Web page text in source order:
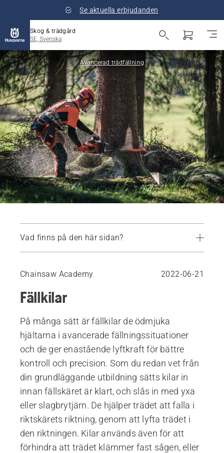
Se aktuella erbjudanden
Skog & trädgård
SE, Svenska
Avancerad trädfällning
Vad finns på den här sidan?
Chainsaw Academy 2022-06-21
Fällkilar
På många sätt är fällkilar de ödmjuka
hjältarna i avancerade fällningssituationer
och de ger enastående lyftkraft för bättre
kontroll och precision. Som du redan vet från
din grundläggande utbildning sätts kilar in
innan fällskäret är klart, och slås in med yxa
eller slagbrytjärn. De hjälper trädet att falla i
riktskärets riktning, genom att lyfta trädet i
den riktningen. Kilar används även för att
förhindra att trädet klämmer fast sågen, eller